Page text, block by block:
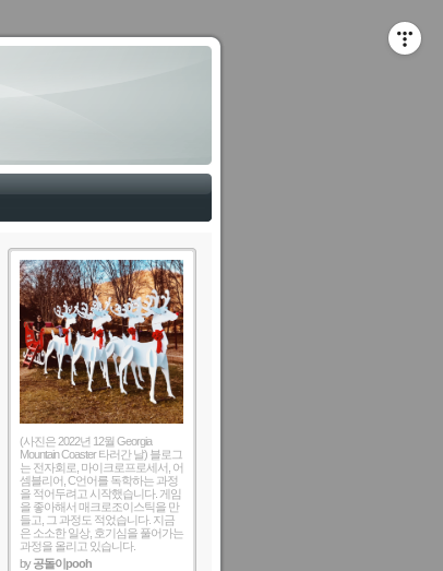
(사진은 2022년 12월 Georgia
Mountain Coaster 타러간 날) 블로그
는 전자회로, 마이크로프로세서, 어
셈블리어, C언어를 독학하는 과정
을 적어두려고 시작했습니다. 게임
을 좋아해서 매크로조이스틱을 만
들고, 그 과정도 적었습니다. 지금
은 소소한 일상, 호기심을 풀어가는
과정을 올리고 있습니다.
by공돌이pooh